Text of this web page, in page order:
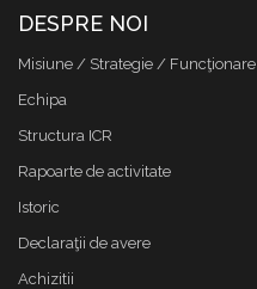
DESPRE NOI
Misiune / Strategie / Funcţionare
Echipa
Structura ICR
Rapoarte de activitate
Istoric
Declaraţii de avere
Achizitii